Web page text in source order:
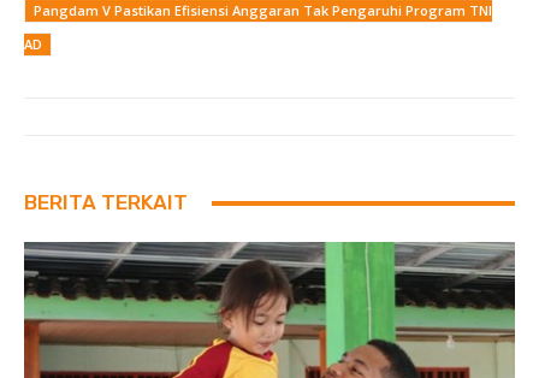
Pangdam V Pastikan Efisiensi Anggaran Tak Pengaruhi Program TNI
AD
BERITA TERKAIT